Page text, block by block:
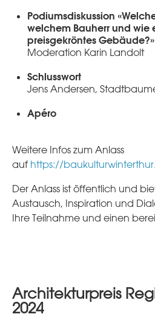
Podiumsdiskussion
welchem Bauherr und wie
preisgekröntes Gebäude?»
Moderation Karin Landolt
Schlusswort
Jens Andersen,
Apéro
Weitere Infos zum Anlass
auf https://
Der Anlass ist öffentlich und
Austausch, Inspiration und
Ihre Teilnahme und einen
Architekturpreis
2024